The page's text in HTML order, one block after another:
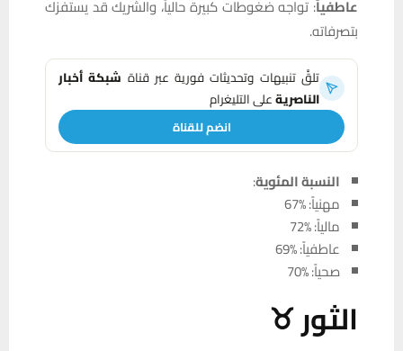
عاطفياً: تواجه ضغوطات كبيرة حالياً، والشريك قد يستفزك
بتصرفاته.
تلقَّ تنبيهات وتحديثات فورية عبر قناة شبكة أخبار
الناصريةعلى التليغرام
انضم للقناة
النسبة المئوية:
مهنياً: %67
مالياً: %72
عاطفياً: %69
صحياً: %70
الثور ♉